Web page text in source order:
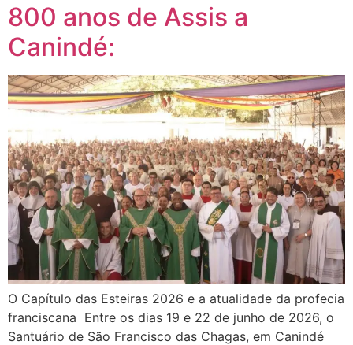
800 anos de Assis a
Canindé:
O Capítulo das Esteiras 2026 e a atualidade da profecia
franciscana Entre os dias 19 e 22 de junho de 2026, o
Santuário de São Francisco das Chagas, em Canindé